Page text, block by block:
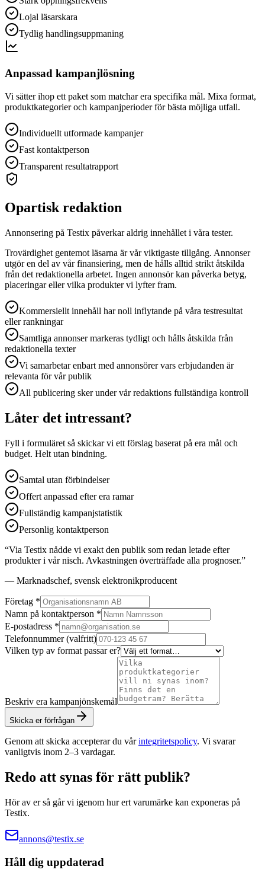
Lojal läsarskara
Tydlig handlingsuppmaning
Anpassad kampanjlösning
Vi sätter ihop ett paket som matchar era specifika mål. Mixa format,
produktkategorier och kampanjperioder för bästa möjliga utfall.
Individuellt utformade kampanjer
Fast kontaktperson
Transparent resultatrapport
Opartisk redaktion
Annonsering på Testix påverkar aldrig innehållet i våra tester.
Trovärdighet gentemot läsarna är vår viktigaste tillgång. Annonser
utgör en del av vår finansiering, men de hålls alltid strikt åtskilda
från det redaktionella arbetet. Ingen annonsör kan påverka betyg,
placeringar eller vilka produkter vi lyfter fram.
Kommersiellt innehåll har noll inflytande på våra testresultat
eller rankningar
Samtliga annonser markeras tydligt och hålls åtskilda från
redaktionella texter
Vi samarbetar enbart med annonsörer vars erbjudanden är
relevanta för vår publik
All publicering sker under vår redaktions fullständiga kontroll
Låter det intressant?
Fyll i formuläret så skickar vi ett förslag baserat på era mål och
budget. Helt utan bindning.
Samtal utan förbindelser
Offert anpassad efter era ramar
Fullständig kampanjstatistik
Personlig kontaktperson
“Via Testix nådde vi exakt den publik som redan letade efter
produkter i vår nisch. Avkastningen överträffade alla prognoser.”
— Marknadschef, svensk elektronikproducent
Företag *
Namn på kontaktperson *
E-postadress *
Telefonnummer(valfritt)
Vilken typ av format passar er?
Beskriv era kampanjönskemål
Skicka er förfrågan
Genom att skicka accepterar du vår integritetspolicy. Vi svarar
vanligtvis inom 2–3 vardagar.
Redo att synas för rätt publik?
Hör av er så går vi igenom hur ert varumärke kan exponeras på
Testix.
annons@testix.se
Håll dig uppdaterad